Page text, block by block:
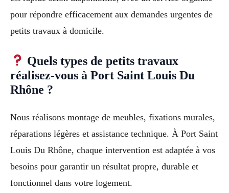
pour répondre efficacement aux demandes urgentes de
petits travaux à domicile.
Quels types de petits travaux
réalisez-vous à Port Saint Louis Du
Rhône ?
Nous réalisons montage de meubles, fixations murales,
réparations légères et assistance technique. À Port Saint
Louis Du Rhône, chaque intervention est adaptée à vos
besoins pour garantir un résultat propre, durable et
fonctionnel dans votre logement.